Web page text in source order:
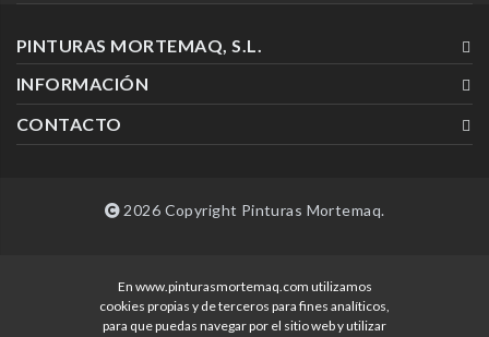
PINTURAS MORTEMAQ, S.L.
INFORMACIÓN
CONTACTO
2026 Copyright Pinturas Mortemaq.
Desarrollado por
En www.pinturasmortemaq.com utilizamos
cookies propias y de terceros para fines analíticos,
para que puedas navegar por el sitio web y utilizar